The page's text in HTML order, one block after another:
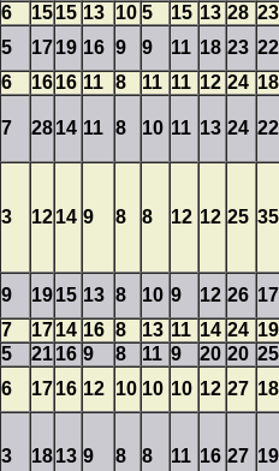
6 1515 13 10 5 15 13 28 23
5 1719 16 9 9 11 18 23 22
6 1616 11 8 11 11 12 24 18
7 2814 11 8 10 11 13 24 22
3 1214 9 8 8 12 12 25 35
9 1915 13 8 10 9 12 26 17
7 1714 16 8 13 11 14 24 19
5 2116 9 8 11 9 20 20 25
6 1716 12 10 10 10 12 27 18
3 1813 9 8 8 11 16 27 19